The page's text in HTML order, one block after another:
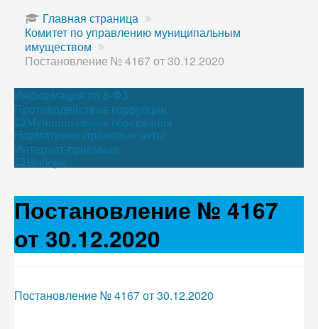
Главная страница
Комитет по управлению муниципальным
имуществом
Постановление № 4167 от 30.12.2020
Информация по 8-ФЗ
Противодействие коррупции
Муниципальные образования
Нормативно-правовые акты
Интернет-приёмная
Выборы
Постановление № 4167
от 30.12.2020
Постановление № 4167 от 30.12.2020